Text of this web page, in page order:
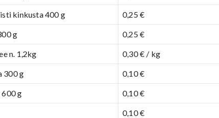
kinkusta 400 g 0,25 €
g 0,25 €
n. 1,2kg 0,30 € / kg
300 g 0,10 €
g 0,10 €
0,10 €